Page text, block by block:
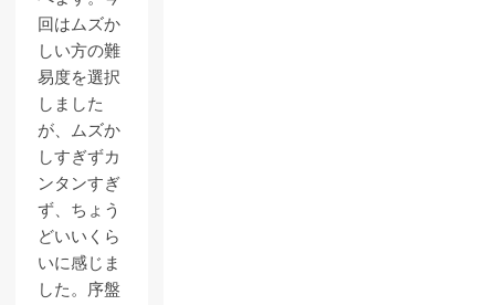
回はムズか
しい方の難
易度を選択
しました
が、ムズか
しすぎずカ
ンタンすぎ
ず、ちょう
どいいくら
いに感じま
した。序盤